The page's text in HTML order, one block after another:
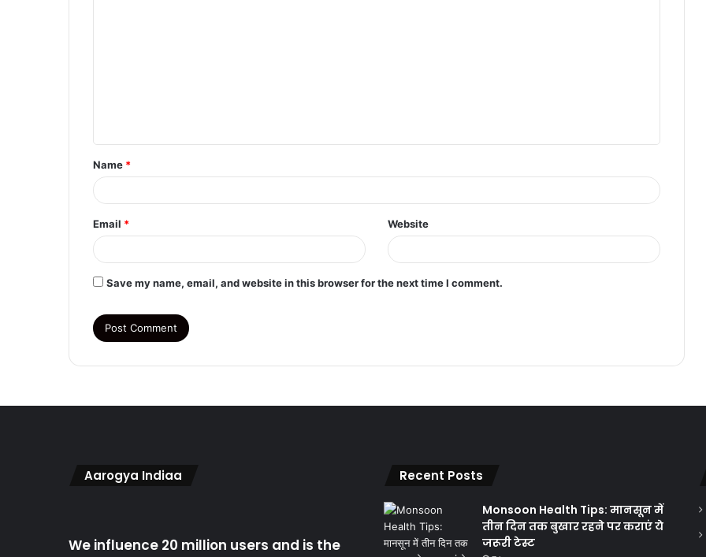
t
*
Name *
Email * Website
Save my name, email, and website in this browser for the next time I comment.
Aarogya Indiaa
We influence 20 million users and is the
Recent Posts
Monsoon Health Tips: मानसून में
तीन दिन तक बुखार रहने पर कराएं ये
जरूरी टेस्ट